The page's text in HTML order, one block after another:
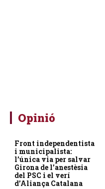
Opinió
Front independentista
i municipalista:
l’única via per salvar
Girona de l’anestèsia
del PSC i el verí
d’Aliança Catalana